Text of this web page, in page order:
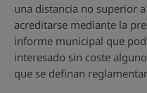
una distancia no superior
acreditarse mediante la
informe municipal que
interesado sin coste
que se definan